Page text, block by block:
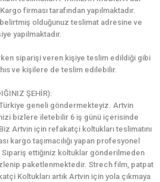
firması tarafından yapılmaktadır.
olduğunuz teslimat adresine ve
yapılmaktadır.
siparişi veren kişiye teslim edildiği gibi
ve kişilere de teslim edilebilir.
ŞEHİR):
Türkiye geneli göndermekteyiz. Artvin
bizlere iletebilir 6 iş günü içerisinde
Artvin için refakatçi koltukları teslimatını
kargo taşımacılığı yapan profesyonel
ettiğiniz koltuklar gönderilmeden
paketlenmektedir. Strech film, patpat
Koltukları artık Artvin için yola çıkmaya